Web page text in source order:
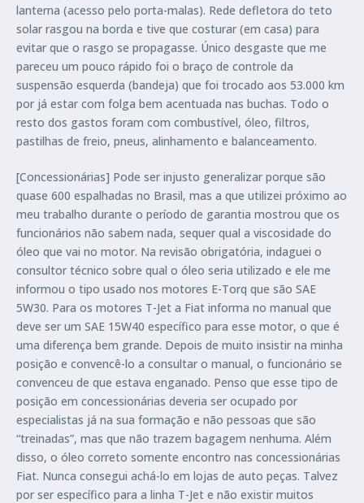
lanterna (acesso pelo porta-malas). Rede defletora do teto
solar rasgou na borda e tive que costurar (em casa) para
evitar que o rasgo se propagasse. Único desgaste que me
pareceu um pouco rápido foi o braço de controle da
suspensão esquerda (bandeja) que foi trocado aos 53.000 km
por já estar com folga bem acentuada nas buchas. Todo o
resto dos gastos foram com combustível, óleo, filtros,
pastilhas de freio, pneus, alinhamento e balanceamento.
[Concessionárias] Pode ser injusto generalizar porque são
quase 600 espalhadas no Brasil, mas a que utilizei próximo ao
meu trabalho durante o período de garantia mostrou que os
funcionários não sabem nada, sequer qual a viscosidade do
óleo que vai no motor. Na revisão obrigatória, indaguei o
consultor técnico sobre qual o óleo seria utilizado e ele me
informou o tipo usado nos motores E-Torq que são SAE
5W30. Para os motores T-Jet a Fiat informa no manual que
deve ser um SAE 15W40 específico para esse motor, o que é
uma diferença bem grande. Depois de muito insistir na minha
posição e convencê-lo a consultar o manual, o funcionário se
convenceu de que estava enganado. Penso que esse tipo de
posição em concessionárias deveria ser ocupado por
especialistas já na sua formação e não pessoas que são
“treinadas”, mas que não trazem bagagem nenhuma. Além
disso, o óleo correto somente encontro nas concessionárias
Fiat. Nunca consegui achá-lo em lojas de auto peças. Talvez
por ser específico para a linha T-Jet e não existir muitos